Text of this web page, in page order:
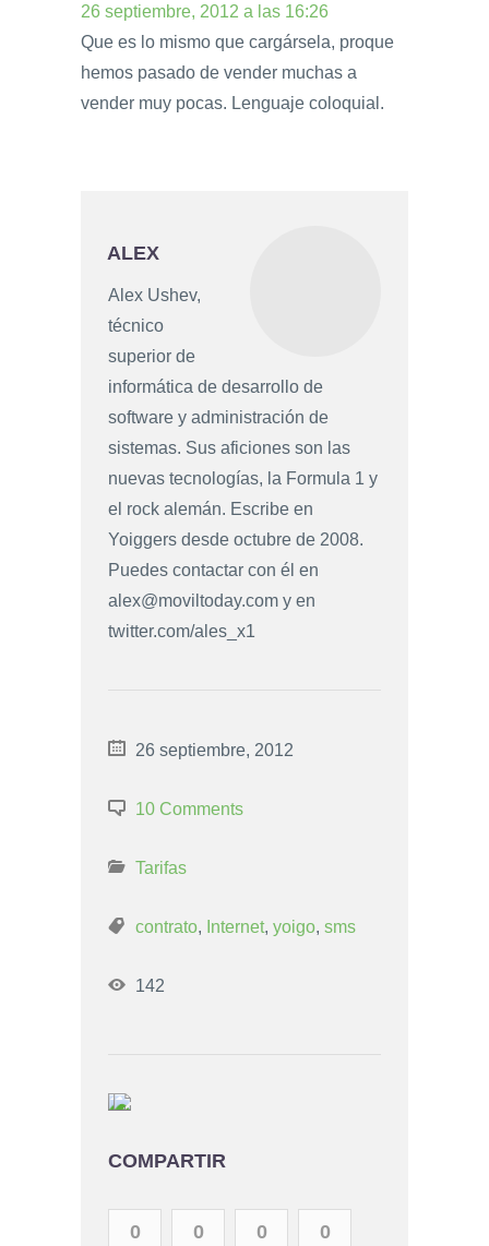
26 septiembre, 2012 a las 16:26
Que es lo mismo que cargársela, proque
hemos pasado de vender muchas a
vender muy pocas. Lenguaje coloquial.
ALEX
Alex Ushev,
técnico
superior de
informática de desarrollo de
software y administración de
sistemas. Sus aficiones son las
nuevas tecnologías, la Formula 1 y
el rock alemán. Escribe en
Yoiggers desde octubre de 2008.
Puedes contactar con él en
alex@moviltoday.com y en
twitter.com/ales_x1
26 septiembre, 2012
10 Comments
Tarifas
contrato, Internet, yoigo, sms
142
COMPARTIR
0 0 0 0